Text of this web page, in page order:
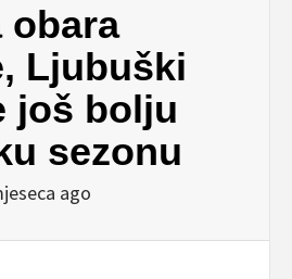
obara
Ljubuški
još bolju
sezonu
ago